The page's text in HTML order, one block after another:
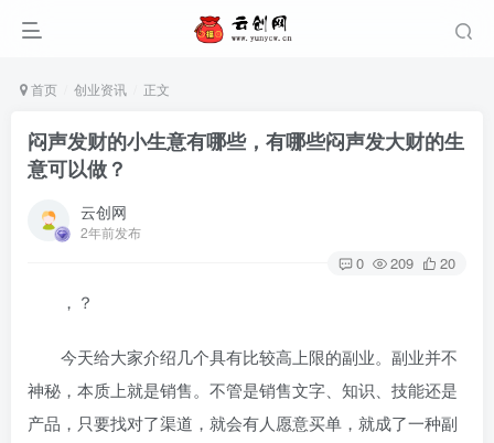
首页 创业资讯 正文
闷声发财的小生意有哪些，有哪些闷声发大财的生
意可以做？
云创网
2年前发布
0 209 20
，？
今天给大家介绍几个具有比较高上限的副业。副业并不
神秘，本质上就是销售。不管是销售文字、知识、技能还是
产品，只要找对了渠道，就会有人愿意买单，就成了一种副